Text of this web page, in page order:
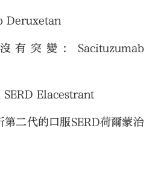
Deruxetan
有突變：Sacituzumab
SERD Elacestrant
二代的口服SERD荷爾蒙治